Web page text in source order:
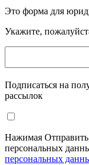
Это форма для
Укажите,
Подписаться на
рассылок
Нажимая
персональных
персональных